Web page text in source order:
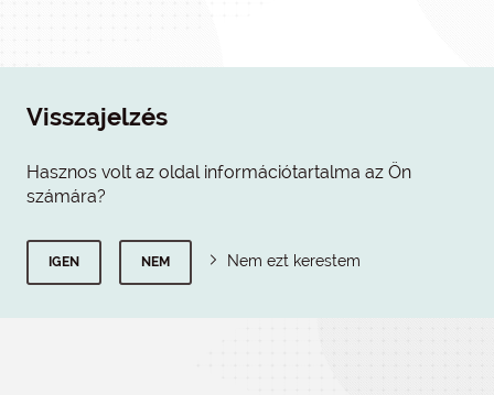
Visszajelzés
Hasznos volt az oldal információtartalma az Ön
számára?
IGEN NEM Nem ezt kerestem